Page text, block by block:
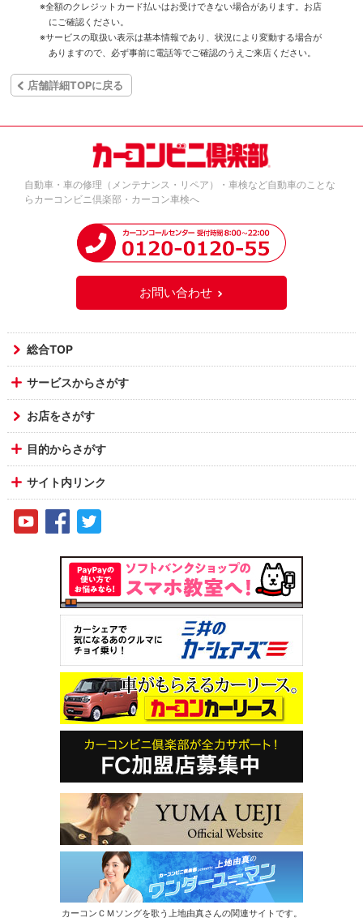
※全額のクレジットカード払いはお受けできない場合があります。お店
にご確認ください。
※サービスの取扱い表示は基本情報であり、状況により変動する場合が
ありますので、必ず事前に電話等でご確認のうえご来店ください。
店舗詳細TOPに戻る
自動車・車の修理（メンテナンス・リペア）・車検など自動車のことな
らカーコンビニ倶楽部・カーコン車検へ
お問い合わせ
総合TOP
サービスからさがす
お店をさがす
目的からさがす
サイト内リンク
カーコンＣＭソングを歌う上地由真さんの関連サイトです。